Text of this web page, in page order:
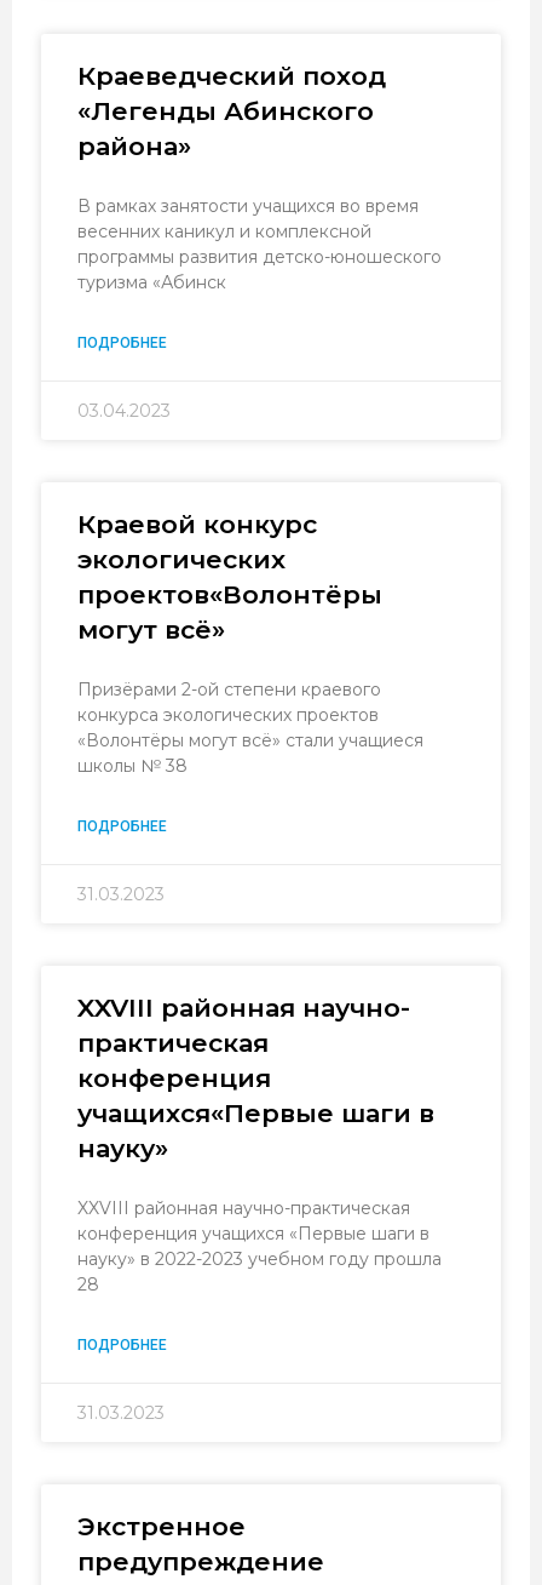
Краеведческий поход
«Легенды Абинского
района»
В рамках занятости учащихся во время
весенних каникул и комплексной
программы развития детско-юношеского
туризма «Абинск
ПОДРОБНЕЕ
03.04.2023
Краевой конкурс
экологических
проектов«Волонтёры
могут всё»
Призёрами 2-ой степени краевого
конкурса экологических проектов
«Волонтёры могут всё» стали учащиеся
школы № 38
ПОДРОБНЕЕ
31.03.2023
XXVIII районная научно-
практическая
конференция
учащихся«Первые шаги в
науку»
XXVIII районная научно-практическая
конференция учащихся «Первые шаги в
науку» в 2022-2023 учебном году прошла
28
ПОДРОБНЕЕ
31.03.2023
Экстренное
предупреждение